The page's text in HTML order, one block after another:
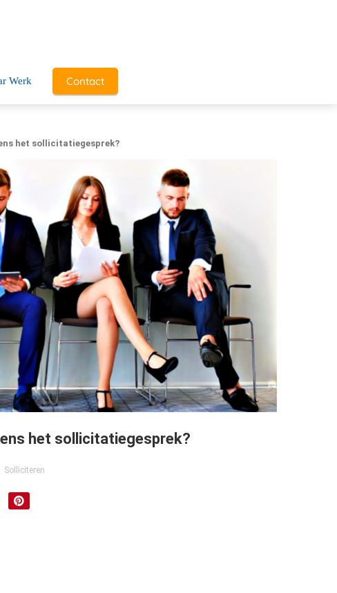
Werk Contact
het sollicitatiegesprek?
het sollicitatiegesprek?
Solliciteren